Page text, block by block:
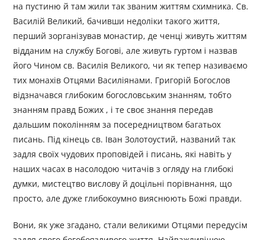
на пустиню й там жили так званим життям схимника. Св.
Василій Великий, бачивши недоліки такого життя,
перший зорганізував монастир, де ченці живуть життям
відданим на службу Богові, але живуть гуртом і назвав
його Чином св. Василія Великого, чи як тепер називаємо
тих монахів Отцями Василіянами. Григорій Богослов
відзначався глибоким богословським знанням, тобто
знанням правд Божих , і те своє знання передав
дальшим поколінням за посередництвом багатьох
писань. Під кінець св. Іван Золотоустий, названий так
задля своїх чудових проповідей і писань, які навіть у
наших часах в насолодою читачів з огляду на глибокі
думки, мистецтво вислову й доцільні порівнання, що
просто, але дуже глибокоумно вияснюють Божі правди.
Вони, як уже згадано, стали великими Отцями передусім